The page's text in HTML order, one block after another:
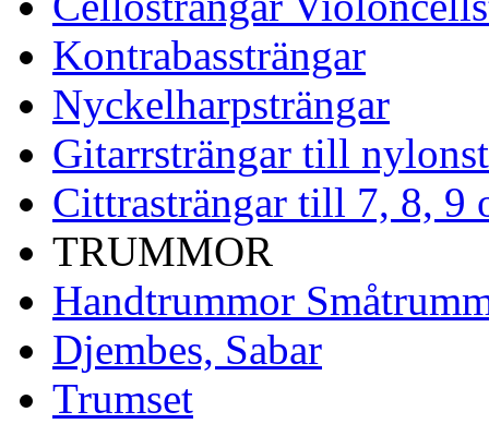
Kontrabassträngar
Nyckelharpsträngar
Gitarrsträngar till
Cittrasträngar till 7, 8, 9
TRUMMOR
Handtrummor
Djembes, Sabar
Trumset